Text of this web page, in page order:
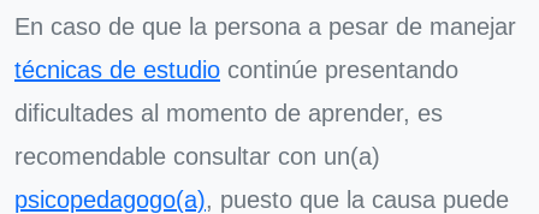
En caso de que la persona a pesar de manejar
técnicas de estudio continúe presentando
dificultades al momento de aprender, es
recomendable consultar con un(a)
psicopedagogo(a), puesto que la causa puede